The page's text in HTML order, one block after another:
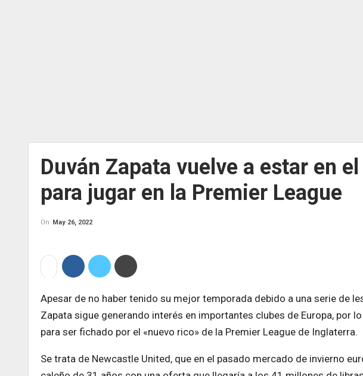
Duván Zapata vuelve a estar en
para jugar en la Premier League
On May 26, 2022
Apesar de no haber tenido su mejor temporada debido a una serie de
Zapata sigue generando interés en importantes clubes de Europa, por
para ser fichado por el «nuevo rico» de la Premier League de Inglaterra.
Se trata de Newcastle United, que en el pasado mercado de invierno